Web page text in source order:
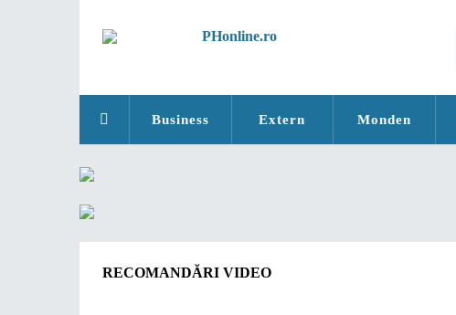
Business Extern Monden
RECOMANDĂRI VIDEO